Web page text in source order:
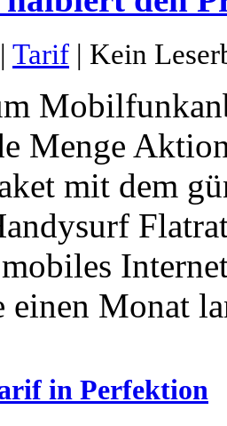
Tarif | Kein
Menge
mit dem
einen Monat
in Perfektion